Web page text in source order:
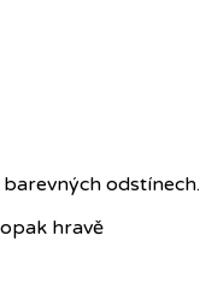
odstínech.
hravě